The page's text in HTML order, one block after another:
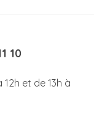
10
et de 13h à